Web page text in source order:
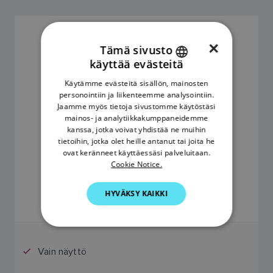
SKU: E70065
0
Vain näyttö
ENGLISH
DANISH
ITALIAN
SWEDISH
DUTCH
×
Tämä sivusto
käyttää evästeitä
Käytämme evästeitä sisällön, mainosten
personointiin ja liikenteemme analysointiin.
Jaamme myös tietoja sivustomme käytöstäsi
mainos- ja analytiikkakumppaneidemme
kanssa, jotka voivat yhdistää ne muihin
tietoihin, jotka olet heille antanut tai joita he
ovat keränneet käyttäessäsi palveluitaan.
Cookie Notice.
HYVÄKSY KAIKKI